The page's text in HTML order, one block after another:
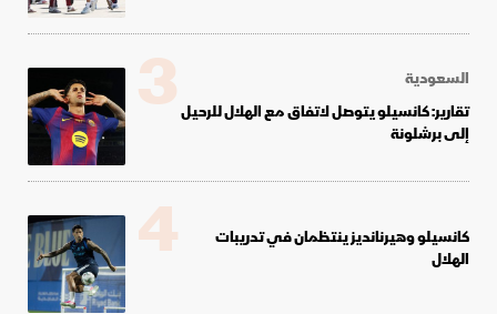
السعودية
تقارير: كانسيلو يتوصل لاتفاق مع الهلال للرحيل
إلى برشلونة
3
كانسيلو وهيرنانديز ينتظمان في تدريبات
الهلال
4